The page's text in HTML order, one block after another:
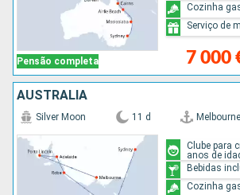
Pensão completa 7 000
Cozinha
Serviço de
AUSTRALIA
Silver Moon 11 d Melbourne
Clube para
anos de
Bebidas
Cozinha